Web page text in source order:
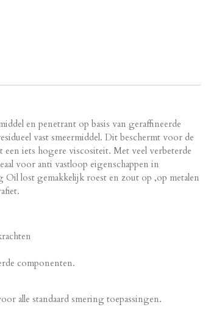
en penetrant op basis van geraffineerde
vast smeermiddel. Dit beschermt voor de
iets hogere viscositeit. Met veel verbeterde
voor anti vastloop eigenschappen in
lost gemakkelijk roest en zout op ,op metalen
componenten.
alle standaard smering toepassingen.